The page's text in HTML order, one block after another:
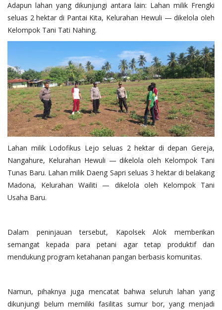
Adapun lahan yang dikunjungi antara lain: Lahan milik Frengki
seluas 2 hektar di Pantai Kita, Kelurahan Hewuli — dikelola oleh
Kelompok Tani Tati Nahing.
Lahan milik Lodofikus Lejo seluas 2 hektar di depan Gereja,
Nangahure, Kelurahan Hewuli — dikelola oleh Kelompok Tani
Tunas Baru. Lahan milik Daeng Sapri seluas 3 hektar di belakang
Madona, Kelurahan Wailiti — dikelola oleh Kelompok Tani
Usaha Baru.
Dalam peninjauan tersebut, Kapolsek Alok memberikan
semangat kepada para petani agar tetap produktif dan
mendukung program ketahanan pangan berbasis komunitas.
Namun, pihaknya juga mencatat bahwa seluruh lahan yang
dikunjungi belum memiliki fasilitas sumur bor, yang menjadi